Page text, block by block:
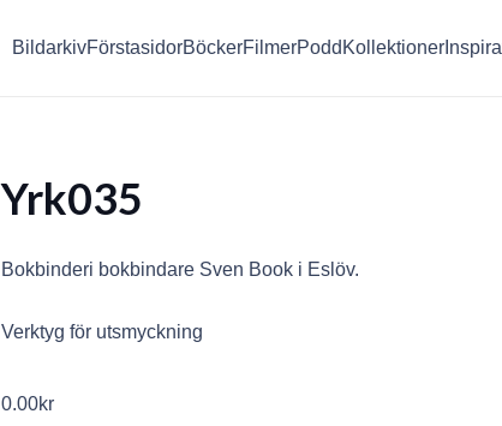
BildarkivFörstasidorBöckerFilmerPodd Kollektioner
Yrk035
Bokbinderi bokbindare Sven Book i Eslöv.
Verktyg för utsmyckning
0.00kr